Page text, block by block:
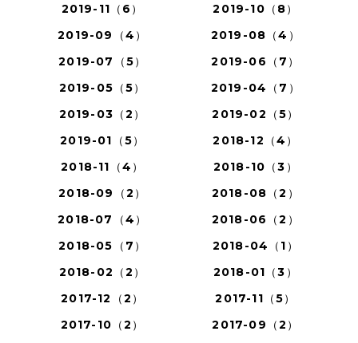
2019-11（6）
2019-10（8）
2019-09（4）
2019-08（4）
2019-07（5）
2019-06（7）
2019-05（5）
2019-04（7）
2019-03（2）
2019-02（5）
2019-01（5）
2018-12（4）
2018-11（4）
2018-10（3）
2018-09（2）
2018-08（2）
2018-07（4）
2018-06（2）
2018-05（7）
2018-04（1）
2018-02（2）
2018-01（3）
2017-12（2）
2017-11（5）
2017-10（2）
2017-09（2）